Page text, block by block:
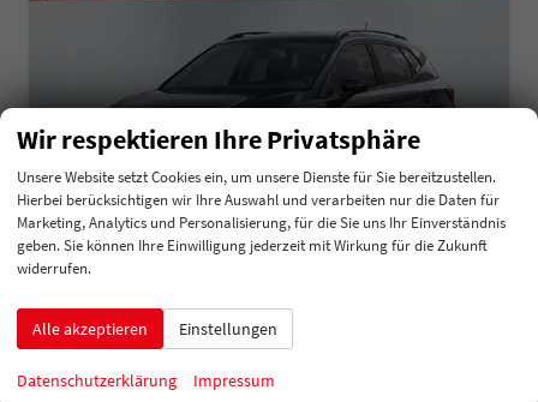
Seat Arona
unverbindliche Lieferzeit: 5 Monate Neuwagen
Wir respektieren Ihre Privatsphäre
Unsere Website setzt Cookies ein, um unsere Dienste für Sie bereitzustellen.
Hierbei berücksichtigen wir Ihre Auswahl und verarbeiten nur die Daten für
Marketing, Analytics und Personalisierung, für die Sie uns Ihr Einverständnis
geben. Sie können Ihre Einwilligung jederzeit mit Wirkung für die Zukunft
widerrufen.
Alle akzeptieren Einstellungen
Datenschutzerklärung Impressum